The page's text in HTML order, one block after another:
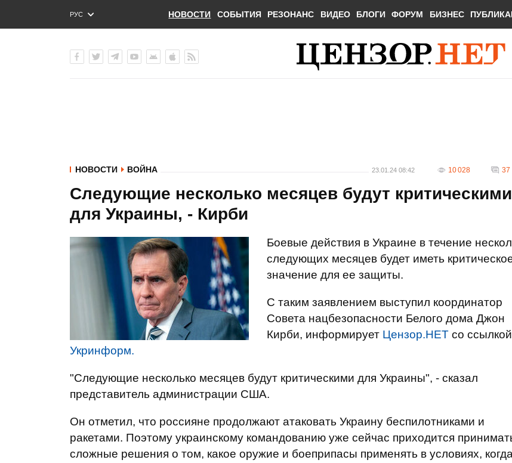
РУС
ENG
НОВОСТИ СОБЫТИЯ РЕЗОНАНС ВИДЕО БЛОГИ ФОРУМ БИЗНЕС
НОВОСТИ ВОЙНА 23.01.24 08:42 10 028 37
Следующие несколько месяцев будут критическими
для Украины, - Кирби
Боевые действия в Украине в течение
следующих месяцев будет иметь
значение для ее защиты.
С таким заявлением выступил координатор
Совета нацбезопасности Белого дома Джон
Кирби, информирует Цензор.НЕТ со
Укринформ.
"Следующие несколько месяцев будут критическими для Украины", - сказал
представитель администрации США.
Он отметил, что россияне продолжают атаковать Украину беспилотниками и
ракетами. Поэтому украинскому командованию уже сейчас приходится
сложные решения о том, какое оружие и боеприпасы применять в условиях,